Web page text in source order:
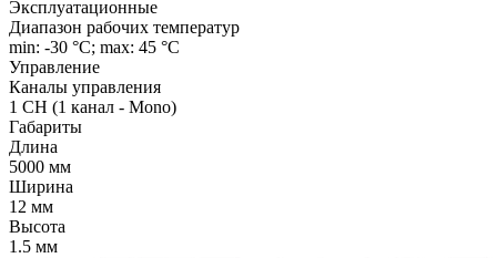
Эксплуатационные
Диапазон рабочих температур
min: -30 °C; max: 45 °C
Управление
Каналы управления
1 CH (1 канал - Mono)
Габариты
Длина
5000 мм
Ширина
12 мм
Высота
1.5 мм